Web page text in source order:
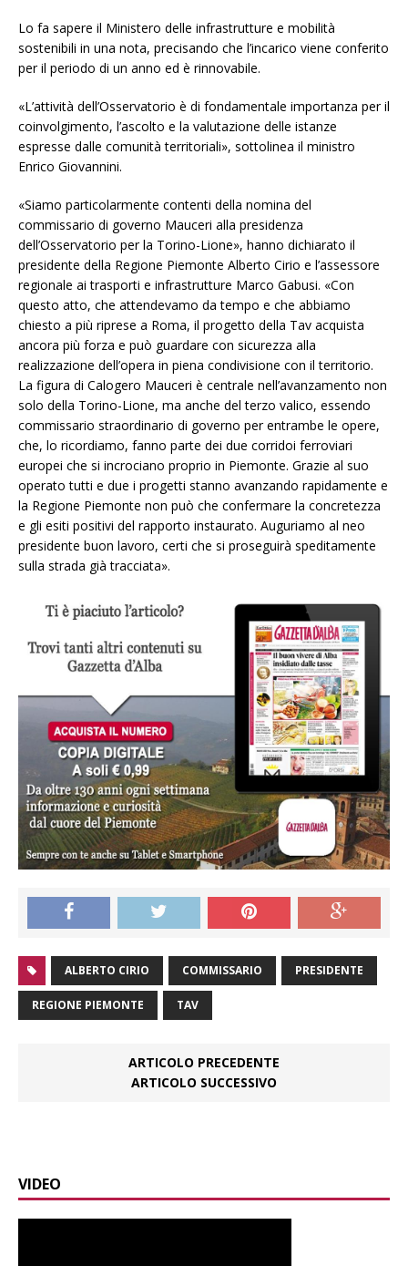
Lo fa sapere il Ministero delle infrastrutture e mobilità
sostenibili in una nota, precisando che l’incarico viene conferito
per il periodo di un anno ed è rinnovabile.
«L’attività dell’Osservatorio è di fondamentale importanza per il
coinvolgimento, l’ascolto e la valutazione delle istanze
espresse dalle comunità territoriali», sottolinea il ministro
Enrico Giovannini.
«Siamo particolarmente contenti della nomina del
commissario di governo Mauceri alla presidenza
dell’Osservatorio per la Torino-Lione», hanno dichiarato il
presidente della Regione Piemonte Alberto Cirio e l’assessore
regionale ai trasporti e infrastrutture Marco Gabusi. «Con
questo atto, che attendevamo da tempo e che abbiamo
chiesto a più riprese a Roma, il progetto della Tav acquista
ancora più forza e può guardare con sicurezza alla
realizzazione dell’opera in piena condivisione con il territorio.
La figura di Calogero Mauceri è centrale nell’avanzamento non
solo della Torino-Lione, ma anche del terzo valico, essendo
commissario straordinario di governo per entrambe le opere,
che, lo ricordiamo, fanno parte dei due corridoi ferroviari
europei che si incrociano proprio in Piemonte. Grazie al suo
operato tutti e due i progetti stanno avanzando rapidamente e
la Regione Piemonte non può che confermare la concretezza
e gli esiti positivi del rapporto instaurato. Auguriamo al neo
presidente buon lavoro, certi che si proseguirà speditamente
sulla strada già tracciata».
ALBERTO CIRIO COMMISSARIO PRESIDENTE
REGIONE PIEMONTE TAV
ARTICOLO PRECEDENTE
ARTICOLO SUCCESSIVO
VIDEO